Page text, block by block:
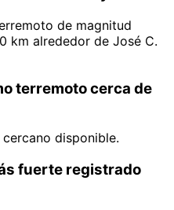
de magnitud
km alrededor de José C.
terremoto cerca de
disponible.
fuerte registrado